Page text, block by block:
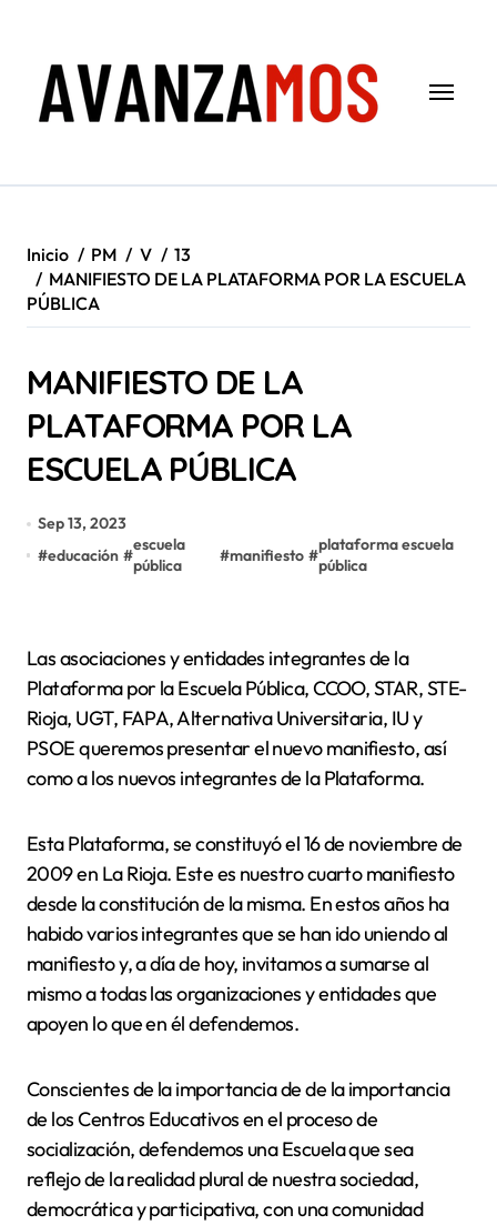
contenido
Inicio PM V
13
MANIFIESTO DE LA PLATAFORMA POR LA ESCUELA
PÚBLICA
MANIFIESTO DE LA
PLATAFORMA POR LA
ESCUELA PÚBLICA
Sep 13, 2023
#educación #
escuela
pública
#manifiesto #
plataforma escuela
pública
Las asociaciones y entidades integrantes de la
Plataforma por la Escuela Pública, CCOO, STAR, STE-
Rioja, UGT, FAPA, Alternativa Universitaria, IU y
PSOE queremos presentar el nuevo manifiesto, así
como a los nuevos integrantes de la Plataforma.
Esta Plataforma, se constituyó el 16 de noviembre de
2009 en La Rioja. Este es nuestro cuarto manifiesto
desde la constitución de la misma. En estos años ha
habido varios integrantes que se han ido uniendo al
manifiesto y, a día de hoy, invitamos a sumarse al
mismo a todas las organizaciones y entidades que
apoyen lo que en él defendemos.
Conscientes de la importancia de de la importancia
de los Centros Educativos en el proceso de
socialización, defendemos una Escuela que sea
reflejo de la realidad plural de nuestra sociedad,
democrática y participativa, con una comunidad